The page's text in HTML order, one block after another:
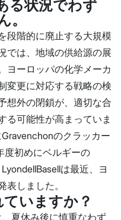
る状況でわず
。
段階的に廃止する大規模
では、地域の供給源の展
ヨーロッパの化学メーカ
変更に対応する戦略の検
想外の閉鎖が、適切な合
る可能性が高まっていま
のクラッカー
度初めにベルギーの
は最近、ヨ
しました。
いますか？
夏休み後に慎重なわず